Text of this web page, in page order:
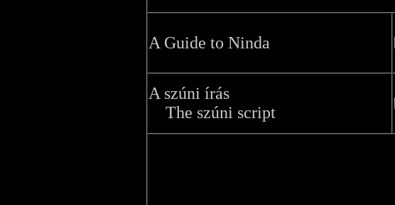
A Guide to Ninda
A szúni írás
The szúni script